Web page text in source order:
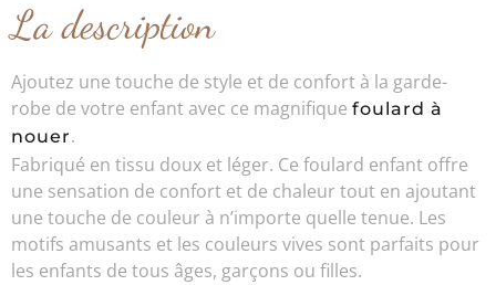
La description
Ajoutez une touche de style et de confort à la garde-
robe de votre enfant avec ce magnifique foulard à
nouer.
Fabriqué en tissu doux et léger. Ce foulard enfant offre
une sensation de confort et de chaleur tout en ajoutant
une touche de couleur à n’importe quelle tenue. Les
motifs amusants et les couleurs vives sont parfaits pour
les enfants de tous âges, garçons ou filles.